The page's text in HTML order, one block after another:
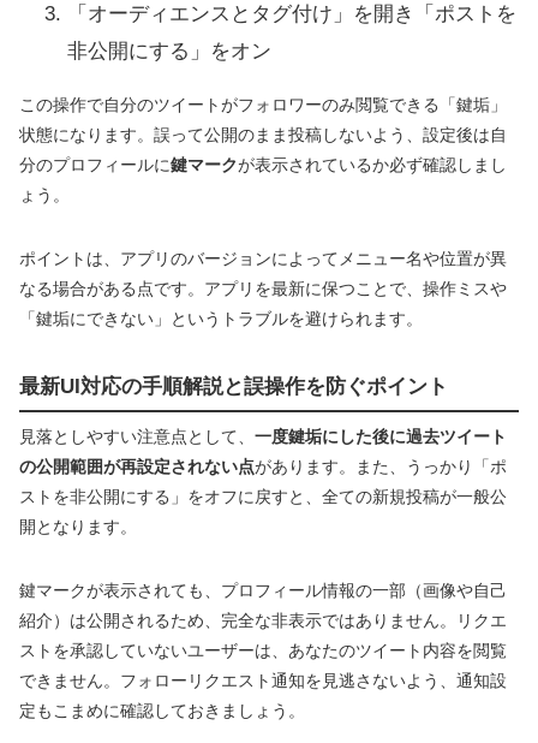
「オーディエンスとタグ付け」を開き「ポストを
非公開にする」をオン
この操作で自分のツイートがフォロワーのみ閲覧できる「鍵垢」
状態になります。誤って公開のまま投稿しないよう、設定後は自
分のプロフィールに鍵マークが表示されているか必ず確認しまし
ょう。
ポイントは、アプリのバージョンによってメニュー名や位置が異
なる場合がある点です。アプリを最新に保つことで、操作ミスや
「鍵垢にできない」というトラブルを避けられます。
最新UI対応の手順解説と誤操作を防ぐポイント
見落としやすい注意点として、 一度鍵垢にした後に過去ツイート
の公開範囲が再設定されない点があります。また、うっかり「ポ
ストを非公開にする」をオフに戻すと、全ての新規投稿が一般公
開となります。
鍵マークが表示されても、プロフィール情報の一部（画像や自己
紹介）は公開されるため、完全な非表示ではありません。リクエ
ストを承認していないユーザーは、あなたのツイート内容を閲覧
できません。フォローリクエスト通知を見逃さないよう、通知設
定もこまめに確認しておきましょう。